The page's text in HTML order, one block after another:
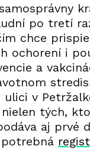
po tretí
chce
ochorení i
a
ulici v
nielen tých,
aj prvé